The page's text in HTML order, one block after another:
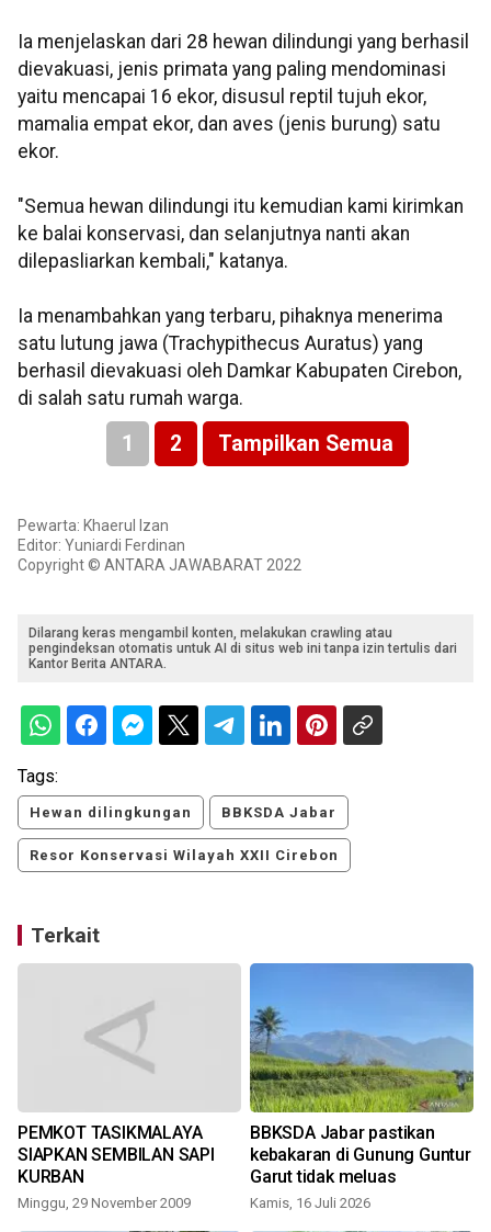
Ia menjelaskan dari 28 hewan dilindungi yang berhasil
dievakuasi, jenis primata yang paling mendominasi
yaitu mencapai 16 ekor, disusul reptil tujuh ekor,
mamalia empat ekor, dan aves (jenis burung) satu
ekor.
"Semua hewan dilindungi itu kemudian kami kirimkan
ke balai konservasi, dan selanjutnya nanti akan
dilepasliarkan kembali," katanya.
Ia menambahkan yang terbaru, pihaknya menerima
satu lutung jawa (Trachypithecus Auratus) yang
berhasil dievakuasi oleh Damkar Kabupaten Cirebon,
di salah satu rumah warga.
1 2 Tampilkan Semua
Pewarta: Khaerul Izan
Editor: Yuniardi Ferdinan
Copyright © ANTARA JAWABARAT 2022
Dilarang keras mengambil konten, melakukan crawling atau
pengindeksan otomatis untuk AI di situs web ini tanpa izin tertulis dari
Kantor Berita ANTARA.
Tags:
Hewan dilingkungan BBKSDA Jabar
Resor Konservasi Wilayah XXII Cirebon
Terkait
PEMKOT TASIKMALAYA
SIAPKAN SEMBILAN SAPI
KURBAN
Minggu, 29 November 2009
BBKSDA Jabar pastikan
kebakaran di Gunung Guntur
Garut tidak meluas
Kamis, 16 Juli 2026